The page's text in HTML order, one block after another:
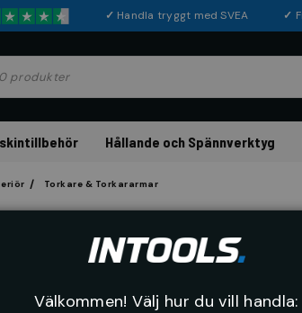
✓ Handla tryggt med SVEA ✓
Hållande och Spännverktyg
Torkare & Torkararmar
Torkare
Välkommen! Välj hur du vill handla: